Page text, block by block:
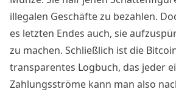
illegalen Geschäfte zu bezahlen.
es letzten Endes auch, sie
zu machen. Schließlich ist die
transparentes Logbuch, das jeder
Zahlungsströme kann man also